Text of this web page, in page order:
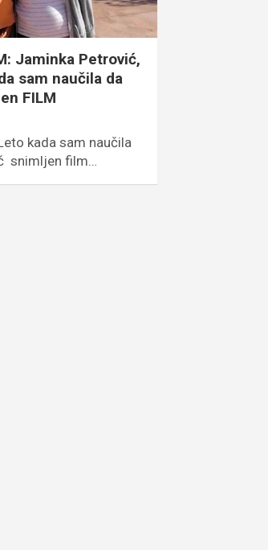
Jaminka Petrović,
sam naučila da
FILM
kada sam naučila
snimljen film…